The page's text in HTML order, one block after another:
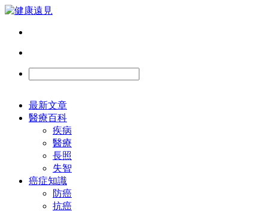
最新文章
醫療百科
疾病
醫療
長照
失智
癌症知識
防癌
抗癌